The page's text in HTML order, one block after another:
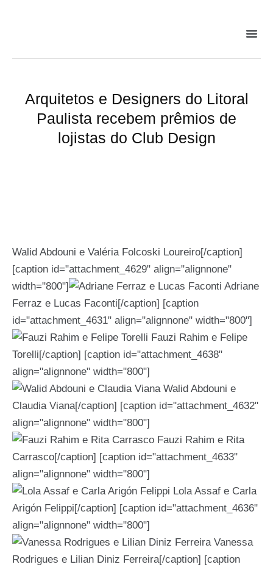
Arquitetos e Designers do Litoral
Paulista recebem prêmios de
lojistas do Club Design
Walid Abdouni e Valéria Folcoski Loureiro[/caption]
[caption id="attachment_4629" align="alignnone"
width="800"]
Adriane
Ferraz e Lucas Faconti[/caption] [caption
id="attachment_4631" align="alignnone" width="800"]
Fauzi Rahim e Felipe
Torelli[/caption] [caption id="attachment_4638"
align="alignnone" width="800"]
Walid Abdouni e
Claudia Viana[/caption] [caption id="attachment_4632"
align="alignnone" width="800"]
Fauzi Rahim e Rita
Carrasco[/caption] [caption id="attachment_4633"
align="alignnone" width="800"]
Lola Assaf e Carla
Arigón Felippi[/caption] [caption id="attachment_4636"
align="alignnone" width="800"]
Vanessa
Rodrigues e Lilian Diniz Ferreira[/caption] [caption